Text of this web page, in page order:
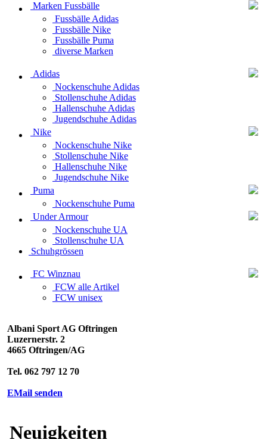
Marken Fussbälle
Fussbälle Adidas
Fussbälle Nike
Fussbälle Puma
diverse Marken
Adidas
Nockenschuhe Adidas
Stollenschuhe Adidas
Hallenschuhe Adidas
Jugendschuhe Adidas
Nike
Nockenschuhe Nike
Stollenschuhe Nike
Hallenschuhe Nike
Jugendschuhe Nike
Puma
Nockenschuhe Puma
Under Armour
Nockenschuhe UA
Stollenschuhe UA
Schuhgrössen
FC Winznau
FCW alle Artikel
FCW unisex
Albani Sport AG Oftringen
Luzernerstr. 2
4665 Oftringen/AG
Tel. 062 797 12 70
EMail senden
Neuigkeiten